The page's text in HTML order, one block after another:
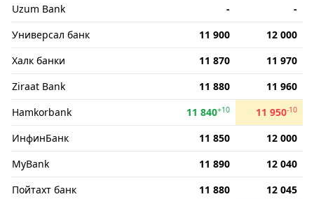
Uzum Bank
-
-
Универсал банк
11 900
12 000
Халк банки
11 870
11 970
Ziraat Bank
11 880
11 960
Hamkorbank
11 840+10 11 950-10
ИнфинБанк 11 850
12 000
MyBank
11 890
12 040
Пойтахт банк
11 880
12 045